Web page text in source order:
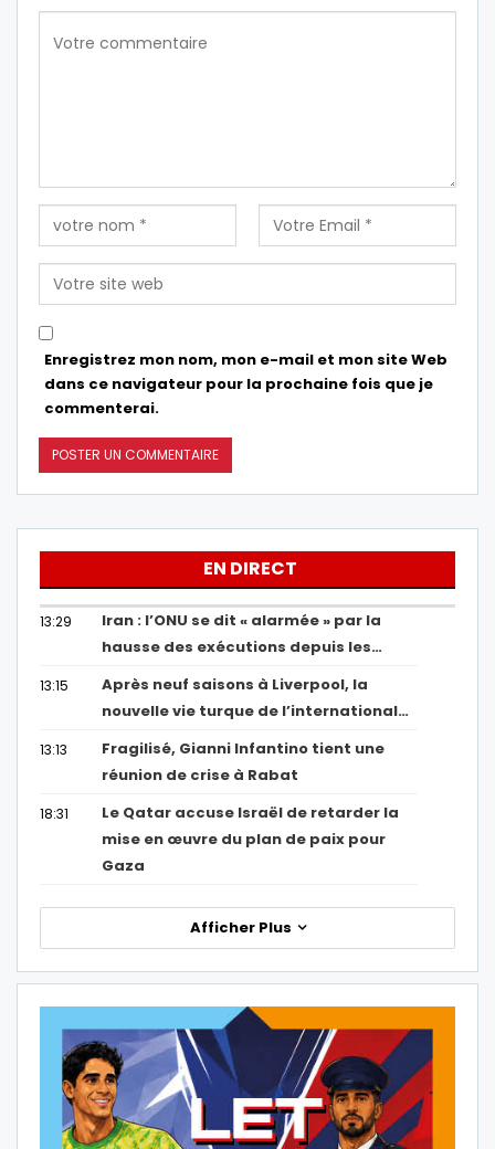
Enregistrez mon nom, mon e-mail et mon site Web
dans ce navigateur pour la prochaine fois que je
commenterai.
EN DIRECT
13:29
Iran : l’ONU se dit « alarmée » par la
hausse des exécutions depuis les…
13:15
Après neuf saisons à Liverpool, la
nouvelle vie turque de l’international…
13:13
Fragilisé, Gianni Infantino tient une
réunion de crise à Rabat
18:31
Le Qatar accuse Israël de retarder la
mise en œuvre du plan de paix pour
Gaza
Afficher Plus